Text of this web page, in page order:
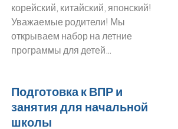
корейский, китайский, японский!
Уважаемые родители! Мы
открываем набор на летние
программы для детей…
Подготовка к ВПР и
занятия для начальной
школы